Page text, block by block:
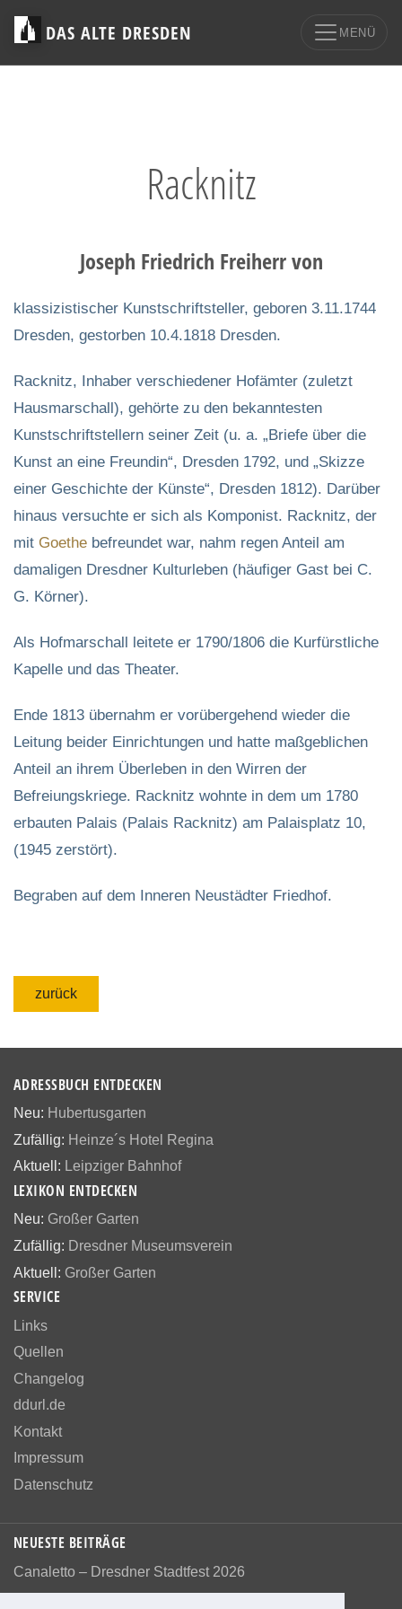
DAS ALTE DRESDEN MENÜ
Racknitz
Joseph Friedrich Freiherr von
klassizistischer Kunstschriftsteller, geboren 3.11.1744
Dresden, gestorben 10.4.1818 Dresden.
Racknitz, Inhaber verschiedener Hofämter (zuletzt
Hausmarschall), gehörte zu den bekanntesten
Kunstschriftstellern seiner Zeit (u. a. „Briefe über die
Kunst an eine Freundin“, Dresden 1792, und „Skizze
einer Geschichte der Künste“, Dresden 1812). Darüber
hinaus versuchte er sich als Komponist. Racknitz, der
mit Goethe befreundet war, nahm regen Anteil am
damaligen Dresdner Kulturleben (häufiger Gast bei C.
G. Körner).
Als Hofmarschall leitete er 1790/1806 die Kurfürstliche
Kapelle und das Theater.
Ende 1813 übernahm er vorübergehend wieder die
Leitung beider Einrichtungen und hatte maßgeblichen
Anteil an ihrem Überleben in den Wirren der
Befreiungskriege. Racknitz wohnte in dem um 1780
erbauten Palais (Palais Racknitz) am Palaisplatz 10,
(1945 zerstört).
Begraben auf dem Inneren Neustädter Friedhof.
zurück
ADRESSBUCH ENTDECKEN
Neu: Hubertusgarten
Zufällig: Heinze´s Hotel Regina
Aktuell: Leipziger Bahnhof
LEXIKON ENTDECKEN
Neu: Großer Garten
Zufällig: Dresdner Museumsverein
Aktuell: Großer Garten
SERVICE
Links
Quellen
Changelog
ddurl.de
Kontakt
Impressum
Datenschutz
NEUESTE BEITRÄGE
Canaletto – Dresdner Stadtfest 2026